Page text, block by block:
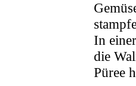
In
die
Püree